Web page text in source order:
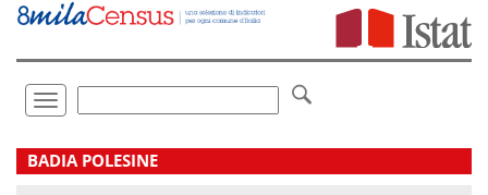
Vai
direttamente
Toggle
navigation
.
BADIA POLESINE